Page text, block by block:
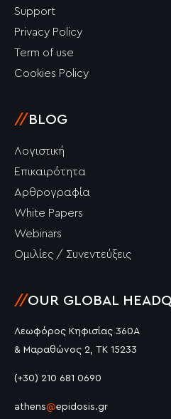
Support
Privacy Policy
Term of use
Cookies Policy
//BLOG
Λογιστική
Επικαιρότητα
Αρθρογραφία
White Papers
Webinars
Ομιλίες / Συνεντεύξεις
//OUR GLOBAL
Λεωφόρος Κηφισίας 360Α
& Μαραθώνος 2, ΤΚ 15233
(+30) 210 681 0690
athens@epidosis.gr